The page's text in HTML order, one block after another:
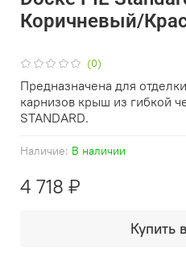
(0)
Наличие: В наличии
Коричневый/
4 718 ₽
Купить
Предназначена для
карнизов крыш из гибкой
STANDARD.